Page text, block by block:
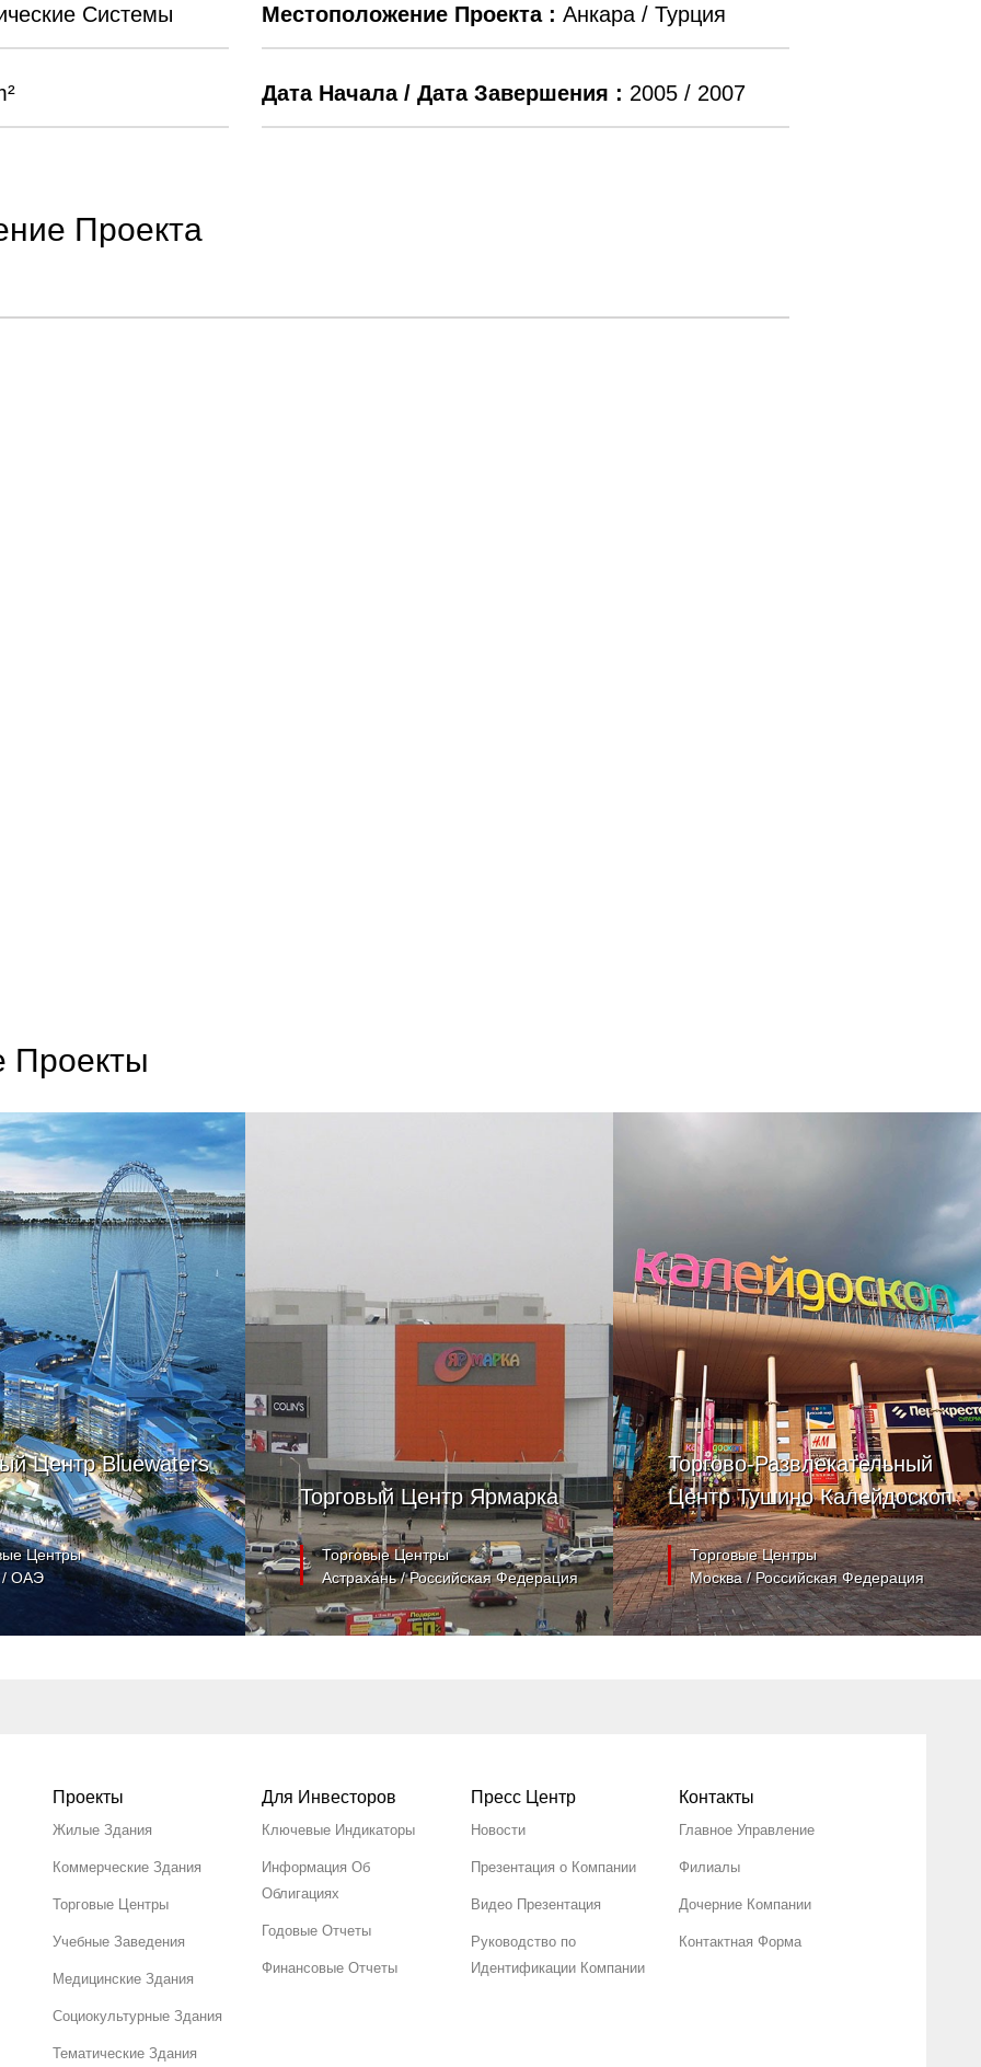
Системы Местоположение Проекта : Анкара / Турция
Дата Начала / Дата Завершения : 2005 / 2007
Проекта
Проекты
Центр Bluewaters
Центры
/ ОАЭ
Торговый Центр Ярмарка
Торговые Центры
Астрахань / Российская Федерация
Торгово-Развлекательный
Центр Тушино Калейдоскоп
Торговые Центры
Москва / Российская Федерация
Проекты
Жилые Здания
Коммерческие Здания
Торговые Центры
Учебные Заведения
Медицинские Здания
Социокультурные Здания
Тематические Здания
Для Инвесторов
Ключевые Индикаторы
Информация Об
Облигациях
Годовые Отчеты
Финансовые Отчеты
Пресс Центр
Новости
Презентация о Компании
Видео Презентация
Руководство по
Идентификации Компании
Контакты
Главное Управление
Филиалы
Дочерние Компании
Контактная Форма